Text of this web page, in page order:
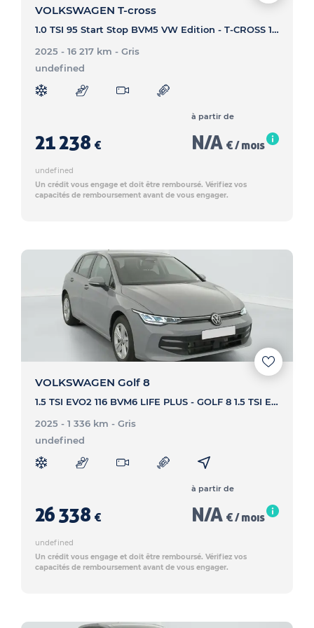
VOLKSWAGEN T-cross
1.0 TSI 95 Start Stop BVM5 VW Edition - T-CROSS 1.0 TSI 95 Start Stop BVM5 VW Edition
2025 - 16 217 km - Gris
undefined
21 238 €
à partir de
N/A € / mois
undefined
Un crédit vous engage et doit être remboursé. Vérifiez vos
capacités de remboursement avant de vous engager.
VOLKSWAGEN Golf 8
1.5 TSI EVO2 116 BVM6 LIFE PLUS - GOLF 8 1.5 TSI EVO2 116 BVM6 LIFE PLUS
2025 - 1 336 km - Gris
undefined
26 338 €
à partir de
N/A € / mois
undefined
Un crédit vous engage et doit être remboursé. Vérifiez vos
capacités de remboursement avant de vous engager.